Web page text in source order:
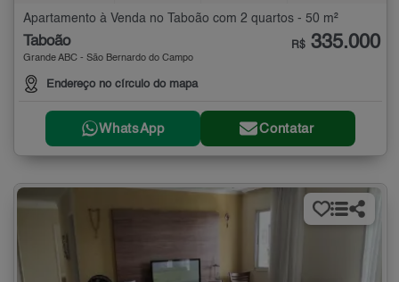
Apartamento à Venda no Taboão com 2 quartos - 50 m²
Taboão
Grande ABC - São Bernardo do Campo
Endereço no círculo do mapa
R$ 335.000
WhatsApp Contatar